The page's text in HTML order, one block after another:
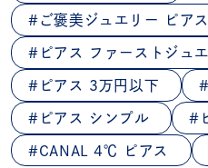
ご褒美ジュエリー ピアス
ピアス ファーストジュ
ピアス 3万円以下
ピアス シンプル
CANAL 4℃ ピアス